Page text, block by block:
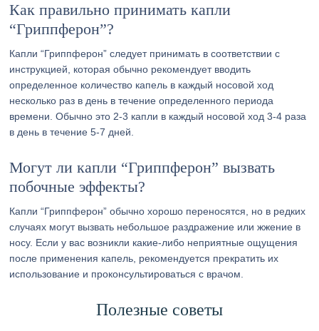
Как правильно принимать капли
“Гриппферон”?
Капли “Гриппферон” следует принимать в соответствии с
инструкцией, которая обычно рекомендует вводить
определенное количество капель в каждый носовой ход
несколько раз в день в течение определенного периода
времени. Обычно это 2-3 капли в каждый носовой ход 3-4 раза
в день в течение 5-7 дней.
Могут ли капли “Гриппферон” вызвать
побочные эффекты?
Капли “Гриппферон” обычно хорошо переносятся, но в редких
случаях могут вызвать небольшое раздражение или жжение в
носу. Если у вас возникли какие-либо неприятные ощущения
после применения капель, рекомендуется прекратить их
использование и проконсультироваться с врачом.
Полезные советы